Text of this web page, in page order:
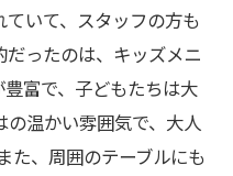
いて、スタッフの方も
だったのは、キッズメニ
富で、子どもたちは大
温かい雰囲気で、大人
た、周囲のテーブルにも